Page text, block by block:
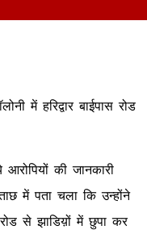
में हरिद्वार बाईपास रोड
की जानकारी
में पता चला कि उन्होंने
से झाडिय़ों में छुपा कर